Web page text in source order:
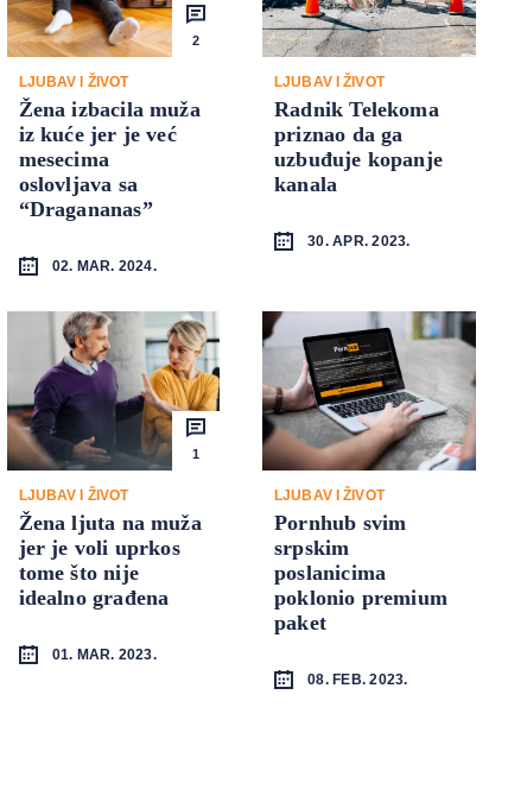
2
LJUBAV I ŽIVOT
Žena izbacila muža
iz kuće jer je već
mesecima
oslovljava sa
“Dragananas”
02. MAR. 2024.
LJUBAV I ŽIVOT
Radnik Telekoma
priznao da ga
uzbuđuje kopanje
kanala
30. APR. 2023.
1
LJUBAV I ŽIVOT
Žena ljuta na muža
jer je voli uprkos
tome što nije
idealno građena
01. MAR. 2023.
LJUBAV I ŽIVOT
Pornhub svim
srpskim
poslanicima
poklonio premium
paket
08. FEB. 2023.